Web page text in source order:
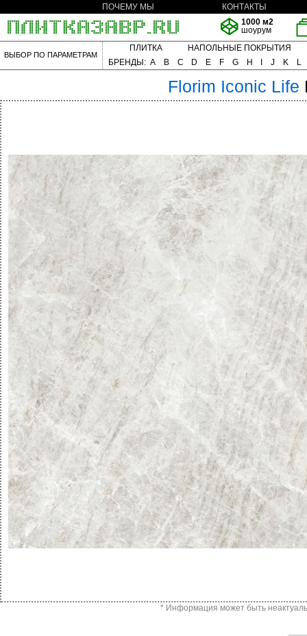
ПОЧЕМУ МЫ
КОНТАКТЫ
1000 м2
шоурум
ВЫБОР ПО ПАРАМЕТРАМ
ПЛИТКА
НАПОЛЬНЫЕ ПОКРЫТИЯ
БРЕНДЫ: A B C D E F G H J K L
Florim Iconic Life
* Информация может быть